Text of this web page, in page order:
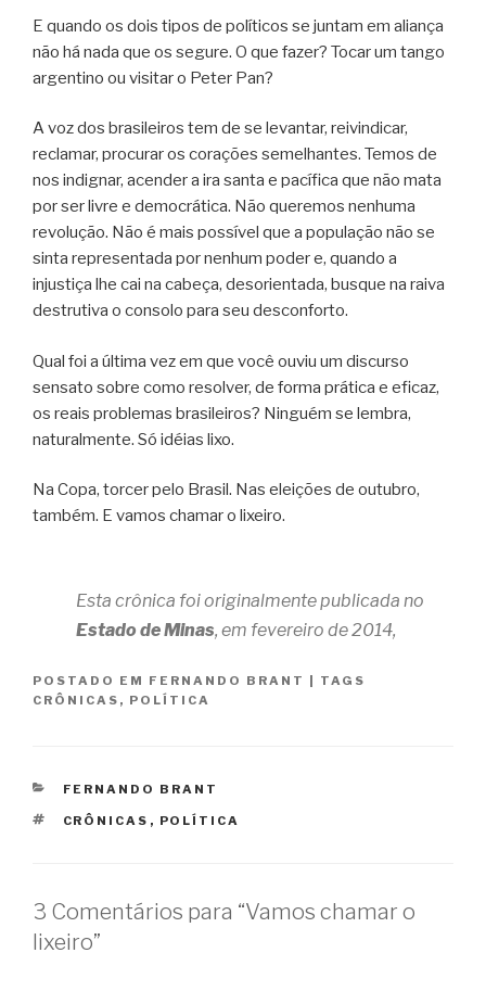
E quando os dois tipos de políticos se juntam em aliança
não há nada que os segure. O que fazer? Tocar um tango
argentino ou visitar o Peter Pan?
A voz dos brasileiros tem de se levantar, reivindicar,
reclamar, procurar os corações semelhantes. Temos de
nos indignar, acender a ira santa e pacífica que não mata
por ser livre e democrática. Não queremos nenhuma
revolução. Não é mais possível que a população não se
sinta representada por nenhum poder e, quando a
injustiça lhe cai na cabeça, desorientada, busque na raiva
destrutiva o consolo para seu desconforto.
Qual foi a última vez em que você ouviu um discurso
sensato sobre como resolver, de forma prática e eficaz,
os reais problemas brasileiros? Ninguém se lembra,
naturalmente. Só idéias lixo.
Na Copa, torcer pelo Brasil. Nas eleições de outubro,
também. E vamos chamar o lixeiro.
Esta crônica foi originalmente publicada no
Estado de Minas, em fevereiro de 2014,
POSTADO EM FERNANDO BRANT | TAGS
CRÔNICAS , POLÍTICA
CATEGORIAS
FERNANDO BRANT
TAGS
CRÔNICAS , POLÍTICA
3 Comentários para “Vamos chamar o
lixeiro”